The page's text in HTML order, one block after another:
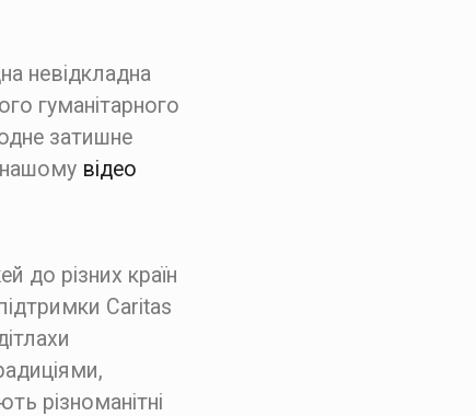
невідкладна
гуманітарного
затишне
нашому відео
до різних країн
Caritas
різноманітні